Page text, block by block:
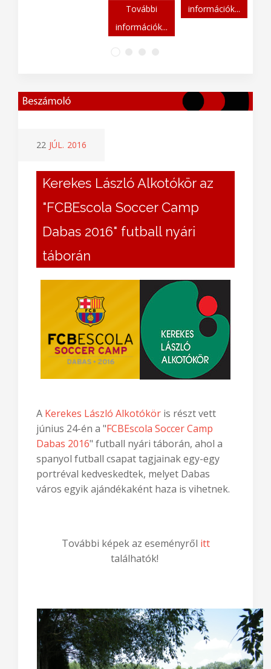
kiállítása
További
22 JÚL. 2016
Kerekes László Alkotókör az
"FCBEscola Soccer Camp
Dabas 2016" futball nyári
táborán
AKerekes László Alkotóköris részt vett
június 24-én a " FCBEscola Soccer Camp
Dabas 2016" futball nyári táborán, ahol a
spanyol futball csapat tagjainak egy-egy